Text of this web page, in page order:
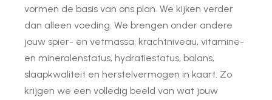
vormen de basis van ons plan. We kijken verder
dan alleen voeding. We brengen onder andere
jouw spier- en vetmassa, krachtniveau, vitamine-
en mineralenstatus, hydratiestatus, balans,
slaapkwaliteit en herstelvermogen in kaart. Zo
krijgen we een volledig beeld van wat jouw